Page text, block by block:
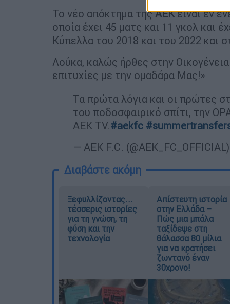
Το νέο απόκτημα τηςΑΕΚείναι εν
οποία έχει 45 ματς και 11 γκολ και
Κύπελλα του 2018 και του 2022 και
Λούκα, καλώς ήρθες στην
επιτυχίες με την ομαδάρα Μας!»
Τα πρώτα λόγια και οι πρώτες
του ποδοσφαιρικό σπίτι, την
AEK TV.#aekfc
— AEK F.C. (@AEK_FC_OFFICIAL)
Διαβάστε ακόμη
Ξεφυλλίζοντας...
τέσσερις ιστορίες
για τη γνώση, τη
φύση και την
τεχνολογία
Απίστευτη ιστορία
στην Ελλάδα –
Πώς μια μπάλα
ταξίδεψε στη
θάλασσα 80 μίλια
για να κρατήσει
ζωντανό έναν
30χρονο!